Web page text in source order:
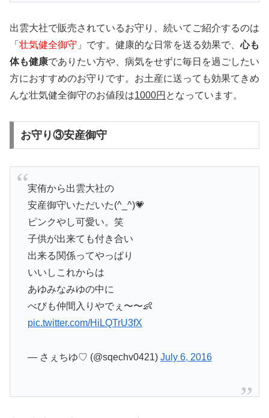
出雲大社で販売されているお守り、続いてご紹介するのは
「 壮気健全御守 」です。健康的な日常を送る効果で、心も
体も健康でありたい方や、病気をせずに毎日を過ごしたい
方におすすめのお守りです。お土産に送っても効果てきめ
んな壮気健全御守のお値段は1000円 となっています。
お守り③安産御守
実侑から出雲大社の
安産御守いただいた(^_^)💗
ピンクやし可愛い。笑
子供が出来ても付き合い
出来る関係ってやっぱり
いいしこれからは
あゆみなみゆの中に
べびも仲間入りやでぇ〜〜👶
pic.twitter.com/HiLQTrU3fX
— さぇちゆ♡ (@sqechv0421) July 6, 2016